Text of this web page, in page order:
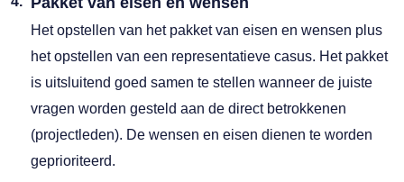
Het opstellen van het pakket van eisen en wensen plus
het opstellen van een representatieve casus. Het pakket
is uitsluitend goed samen te stellen wanneer de juiste
vragen worden gesteld aan de direct betrokkenen
(projectleden). De wensen en eisen dienen te worden
geprioriteerd.